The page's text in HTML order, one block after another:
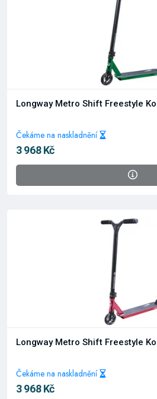
Longway Metro Shift Freestyle
Čekáme na naskladnění
3 968 Kč
Longway Metro Shift Freestyle
Čekáme na naskladnění
3 968 Kč